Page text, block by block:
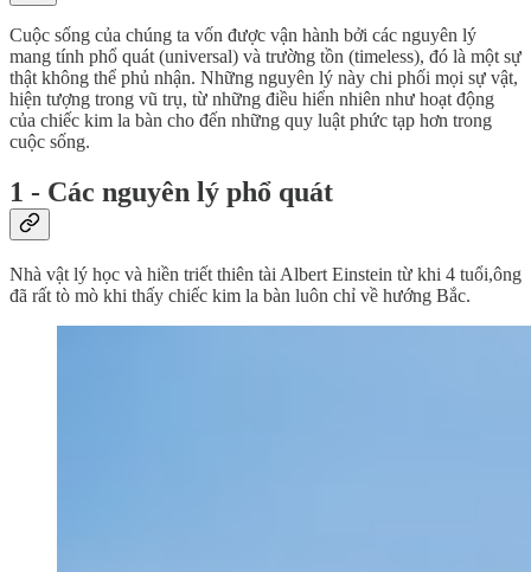
Cuộc sống của chúng ta vốn được vận hành bởi các nguyên lý
mang tính phổ quát (universal) và trường tồn (timeless), đó là một sự
thật không thể phủ nhận. Những nguyên lý này chi phối mọi sự vật,
hiện tượng trong vũ trụ, từ những điều hiển nhiên như hoạt động
của chiếc kim la bàn cho đến những quy luật phức tạp hơn trong
cuộc sống.
1 - Các nguyên lý phổ quát
Nhà vật lý học và hiền triết thiên tài Albert Einstein từ khi 4 tuổi,ông
đã rất tò mò khi thấy chiếc kim la bàn luôn chỉ về hướng Bắc.